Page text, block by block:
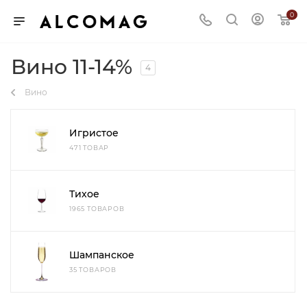
0
Вино 11-14% 4
Вино
Игристое
471 ТОВАР
Тихое
1965 ТОВАРОВ
Шампанское
35 ТОВАРОВ